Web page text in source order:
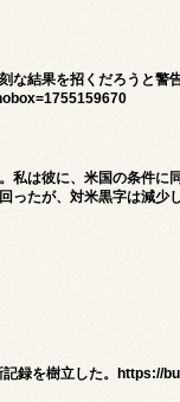
な結果を招くだろうと警
私は彼に、米国の条件に
ったが、対米黒字は減少
記録を樹立した。https://